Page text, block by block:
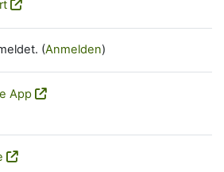
(Anmelden)
App